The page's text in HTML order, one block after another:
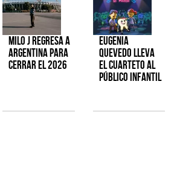
Milo J regresa a
Argentina para
cerrar el 2026
Eugenia
Quevedo lleva
el cuarteto al
público infantil